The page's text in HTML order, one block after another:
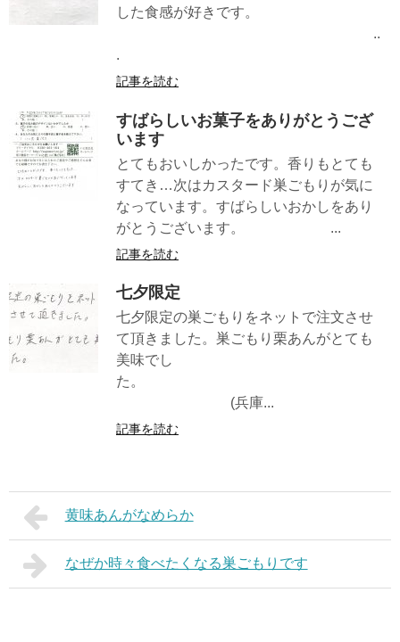
した食感が好きです。
..
.
記事を読む
すばらしいお菓子をありがとうござ
います
とてもおいしかったです。香りもとても
すてき…次はカスタード巣ごもりが気に
なっています。すばらしいおかしをあり
がとうございます。 ...
記事を読む
七夕限定
七夕限定の巣ごもりをネットで注文させ
て頂きました。巣ごもり栗あんがとても
美味でし
た。
(兵庫...
記事を読む
黄味あんがなめらか
なぜか時々食べたくなる巣ごもりです